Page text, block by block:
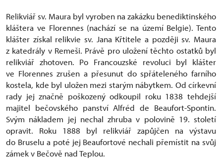
Relikviář sv. Maura byl vyroben na zakázku benediktinského
kláštera ve Florennes (nachází se na území Belgie). Tento
klášter získal relikvie sv. Jana Křtitele a později sv. Maura
z katedrály v Remeši. Právě pro uložení těchto ostatků byl
relikviář zhotoven. Po Francouzské revoluci byl klášter
ve Florennes zrušen a přesunut do spřáteleného farního
kostela, kde byl uložen mezi starým nábytkem. Od církevní
rady jej značně poškozený odkoupil roku 1838 tehdejší
majitel bečovského panství Alfréd de Beaufort-Spontin.
Svým nákladem jej nechal zhruba v polovině 19. století
opravit. Roku 1888 byl relikviář zapůjčen na výstavu
do Bruselu a poté jej Beaufortové nechali přemístit na svůj
zámek v Bečově nad Teplou.